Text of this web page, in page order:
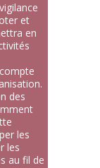
et
en
des
les
les
au fil de